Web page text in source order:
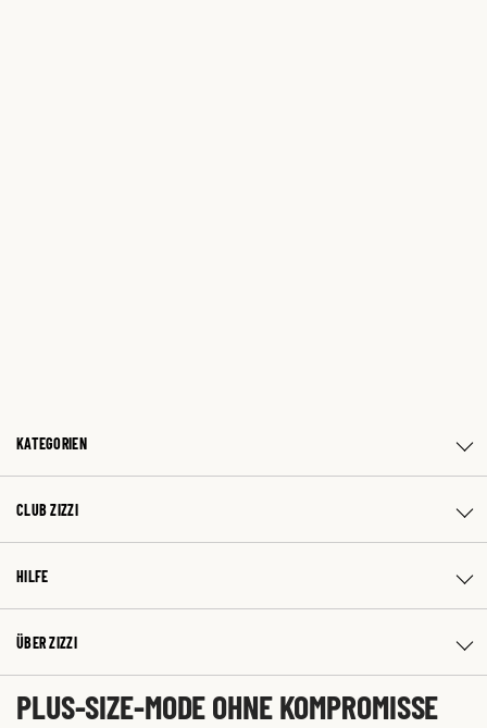
KATEGORIEN
CLUB ZIZZI
HILFE
ÜBER ZIZZI
PLUS-SIZE-MODE OHNE KOMPROMISSE